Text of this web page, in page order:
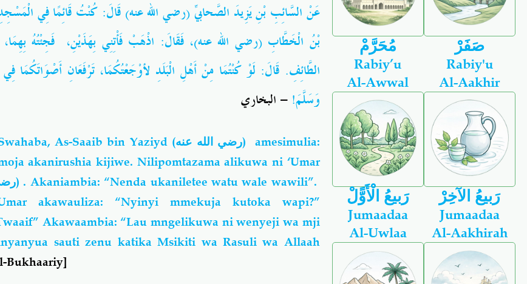
عَنْ السَّائِبِ بْنِ يَزِيدَ الصَّحابيِّ (رضي الله عنه) قَالَ: كُنْتُ قَائِمًا فِي
بْنُ الْخَطَّابِ (رضي الله عنه)، فَقَالَ: اذْهَبْ فَأْتِنِي بِهَذَيْنِ، فَجِئْتُهُ
الطَّائِفِ. قَالَ: لَوْ كُنْتُمَا مِنْ أَهْلِ الْبَلَدِ لأوْجَعْتُكُمَا، تَرْفَعَانِ أَصْوَاتَكُمَا
وَسَلَّمَ! - البخاري
As-Saaib bin Yaziyd (رضي الله عنه)
amesimulia:
akanirushia kijiwe. Nilipomtazama alikuwa ni ‘Umar
(رضي الله عنه) . Akaniambia: “Nenda ukaniletee watu wale wawili”.
akawauliza: “Nyinyi mmekuja kutoka wapi?”
Akawaambia: “Lau mngelikuwa ni wenyeji wa mji
sauti zenu katika Msikiti wa Rasuli wa Allaah
Bukhaariy]
مُحَرَّمْ صَفَرْ
Rabiy’u
Al-Awwal
رَبيعُ الْأَوًّلْ
Rabiy'u
Al-Aakhir
رَبيعُ الآخِرْ
Jumaadaa
Al-Uwlaa
Jumaadaa
Al-Aakhirah